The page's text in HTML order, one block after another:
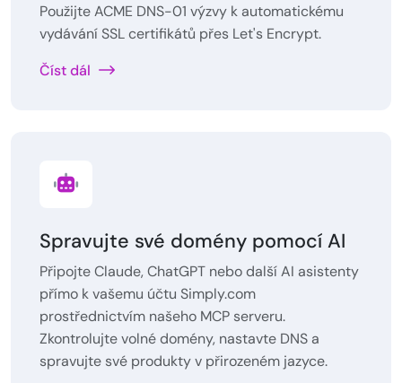
Použijte ACME DNS-01 výzvy k automatickému
vydávání SSL certifikátů přes Let's Encrypt.
Číst dál
Spravujte své domény pomocí AI
Připojte Claude, ChatGPT nebo další AI asistenty
přímo k vašemu účtu Simply.com
prostřednictvím našeho MCP serveru.
Zkontrolujte volné domény, nastavte DNS a
spravujte své produkty v přirozeném jazyce.